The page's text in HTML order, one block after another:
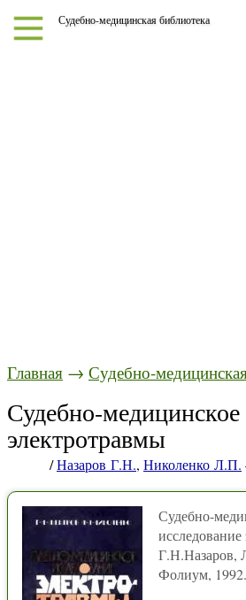
Судебно-медицинская библиотека
Главная → Судебно-
Судебно-медицинское
электротравмы
/Назаров Г.Н., Николенко Л.П.
Судебно-
Г.Н.Назаров,
Фолиум,